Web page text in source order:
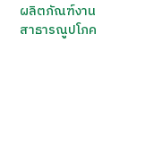
ผลิตภัณฑ์งาน
สาธารณูปโภค